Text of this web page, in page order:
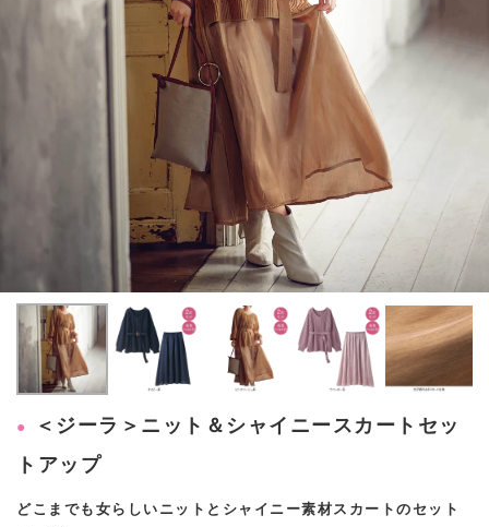
＜ジーラ＞ニット＆シャイニースカートセッ
トアップ
どこまでも女らしいニットとシャイニー素材スカートのセット